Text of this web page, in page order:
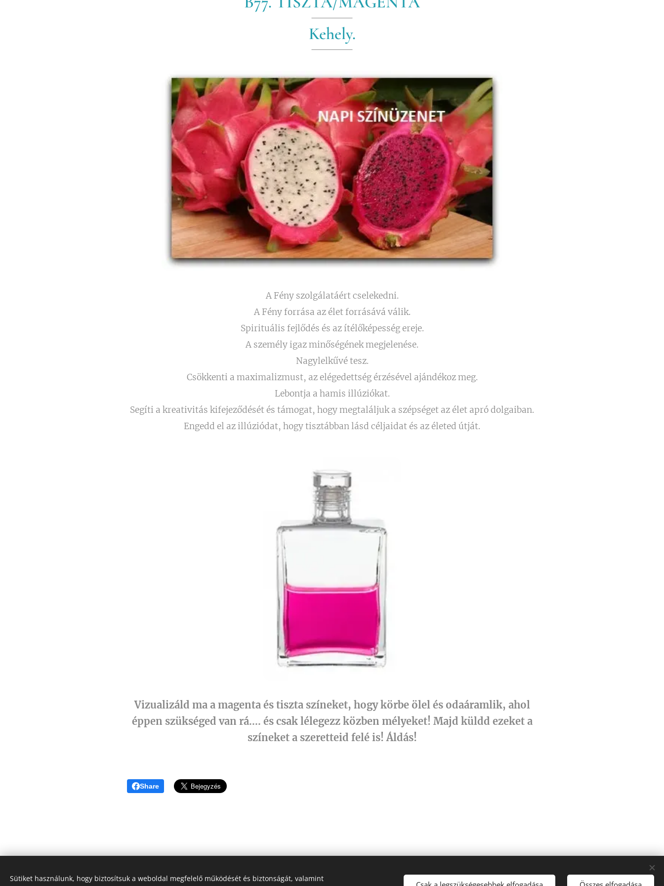
Kehely.
A Fény szolgálatáért cselekedni.
A Fény forrása az élet forrásává válik.
Spirituális fejlődés és az ítélőképesség ereje.
A személy igaz minőségének megjelenése.
Nagylelkűvé tesz.
Csökkenti a maximalizmust, az elégedettség érzésével ajándékoz meg.
Lebontja a hamis illúziókat.
Segíti a kreativitás kifejeződését és támogat, hogy megtaláljuk a szépséget az élet apró dolgaiban.
Engedd el az illúziódat, hogy tisztábban lásd céljaidat és az életed útját.
Vizualizáld ma a magenta és tiszta színeket, hogy körbe ölel és odaáramlik, ahol
éppen szükséged van rá.... és csak lélegezz közben mélyeket! Majd küldd ezeket a
színeket a szeretteid felé is! Áldás!
Share
Fehér Pegazus
Sütiket használunk, hogy biztosítsuk a weboldal megfelelő működését és biztonságát, valamint